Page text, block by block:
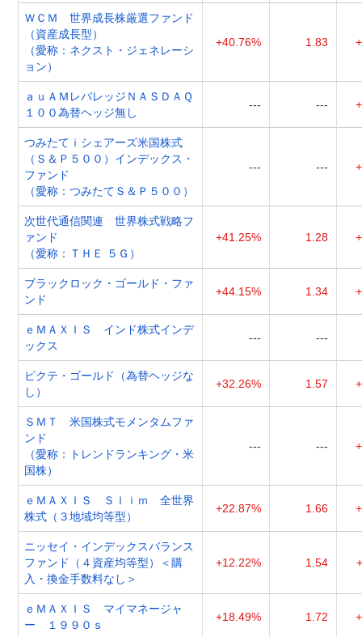
ＷＣＭ 世界成長株厳選ファンド
（資産成長型）
（愛称：ネクスト・ジェネレーシ
ョン）
+40.76% 1.83
ａｕＡＭレバレッジＮＡＳＤＡＱ
１００為替ヘッジ無し
--- ---
つみたてｉシェアーズ米国株式
（Ｓ＆Ｐ５００）インデックス・
ファンド
（愛称：つみたてＳ＆Ｐ５００）
--- ---
次世代通信関連 世界株式戦略フ
ァンド
（愛称：ＴＨＥ ５Ｇ）
+41.25% 1.28
ブラックロック・ゴールド・ファ
ンド
+44.15% 1.34
ｅＭＡＸＩＳ インド株式インデ
ックス
--- ---
ピクテ・ゴールド（為替ヘッジな
し）
+32.26% 1.57
ＳＭＴ 米国株式モメンタムファ
ンド
（愛称：トレンドランキング・米
国株）
--- ---
ｅＭＡＸＩＳ Ｓｌｉｍ 全世界
株式（３地域均等型）
+22.87% 1.66
ニッセイ・インデックスバランス
ファンド（４資産均等型）＜購
入・換金手数料なし＞
+12.22% 1.54
ｅＭＡＸＩＳ マイマネージャ
ー １９９０ｓ
+18.49% 1.72